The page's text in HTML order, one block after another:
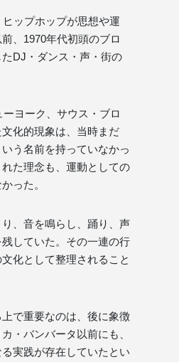
ップホップが思想や運
、1970年代初頭のブロ
DJ・ダンス・声・街の
ヨーク、サウス・ブロ
化的現象は、当時まだ
いう名前を持っていなかっ
た理念も、運動としての
った。
、音を鳴らし、踊り、声
していた。その一連の行
化として整理されること
で重要なのは、後に象徴
・バンバータ以前にも、
実践が存在していたとい